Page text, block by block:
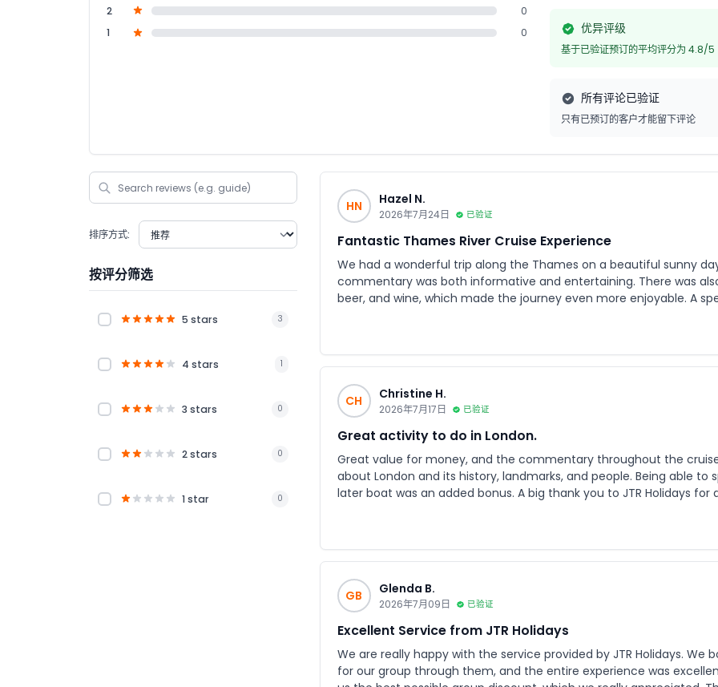
2
0
1
0 优异评级
基于已验证预订的平均评分为 4.8/5
所有评论已验证
只有已预订的客户才能留下评论
排序方式:
按评分筛选
5 stars 3
4 stars 1
3 stars 0
2 stars 0
1 star 0
HN Hazel N.
2026年7月24日 已验证
Fantastic Thames River Cruise Experience
We had a wonderful trip along the Thames on a beautiful sunny
commentary was both informative and entertaining. There was
beer, and wine, which made the journey even more enjoyable. A special thanks to JTR Holidays for their excellent
CH Christine H.
2026年7月17日 已验证
Great activity to do in London.
Great value for money, and the commentary throughout the
about London and its history, landmarks, and people. Being able
later boat was an added bonus. A big thank you to JTR Holidays for arranging everything perfectly. The booking
GB Glenda B.
2026年7月09日 已验证
Excellent Service from JTR Holidays
We are really happy with the service provided by JTR Holidays. We
for our group through them, and the entire experience was excellent. Their team was very helpful and